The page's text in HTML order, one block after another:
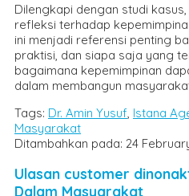
Dilengkapi dengan studi
refleksi terhadap
ini menjadi referensi penting
praktisi, dan siapa saja yang
bagaimana kepemimpinan
dalam membangun
Tags: Dr. Amin Yusuf Istana
Masyarakat
Ditambahkan pada: 24
Ulasan customer
Dalam Masyarakat